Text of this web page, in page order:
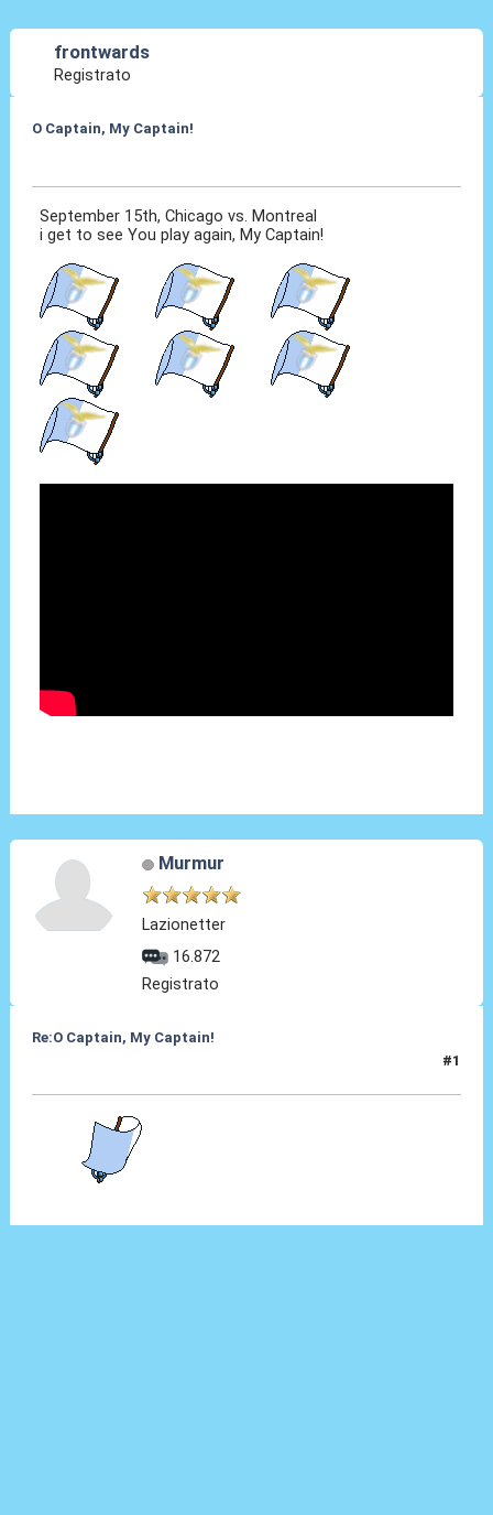
frontwards
Registrato
O Captain, My Captain!
September 15th, Chicago vs. Montreal
i get to see You play again, My Captain!
Murmur
Lazionetter
16.872
Registrato
Re:O Captain, My Captain!
#1